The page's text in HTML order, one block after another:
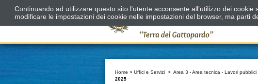
Home > Uffici e Servizi > Area 3 - Area tecnica - Lavori
2025
Continuando ad utilizzare questo sito l'utente acconsente all'utilizzo dei cookie
modificare le impostazioni dei cookie nelle impostazioni del browser, ma parti